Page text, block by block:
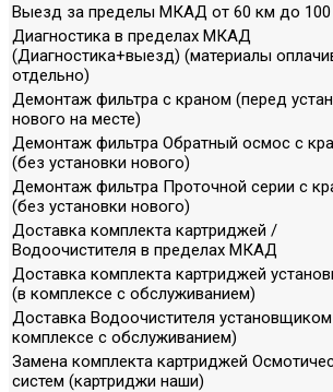
Выезд за пределы МКАД от 60 км до 100
Диагностика в пределах МКАД
(Диагностика+выезд) (материалы
отдельно)
Демонтаж фильтра с краном (перед
нового на месте)
Демонтаж фильтра Обратный осмос с
(без установки нового)
Демонтаж фильтра Проточной серии с
(без установки нового)
Доставка комплекта картриджей /
Водоочистителя в пределах МКАД
Доставка комплекта картриджей
(в комплексе с обслуживанием)
Доставка Водоочистителя
комплексе с обслуживанием)
Замена комплекта картриджей
систем (картриджи наши)